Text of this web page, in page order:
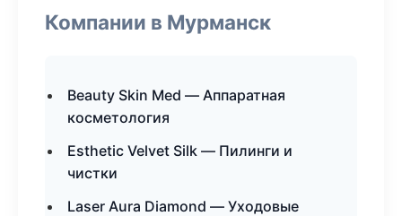
Компании в Мурманск
Beauty Skin Med — Аппаратная
косметология
Esthetic Velvet Silk — Пилинги и
чистки
Laser Aura Diamond — Уходовые